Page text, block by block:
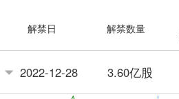
解禁日 解禁数量
2022-12-28 3.60亿股